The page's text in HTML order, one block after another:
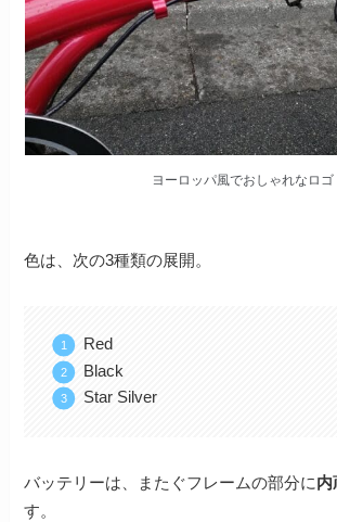
ヨーロッパ風でおしゃれなロゴ
色は、次の3種類の展開。
Red
Black
Star Silver
バッテリーは、またぐフレームの部分に内
す。